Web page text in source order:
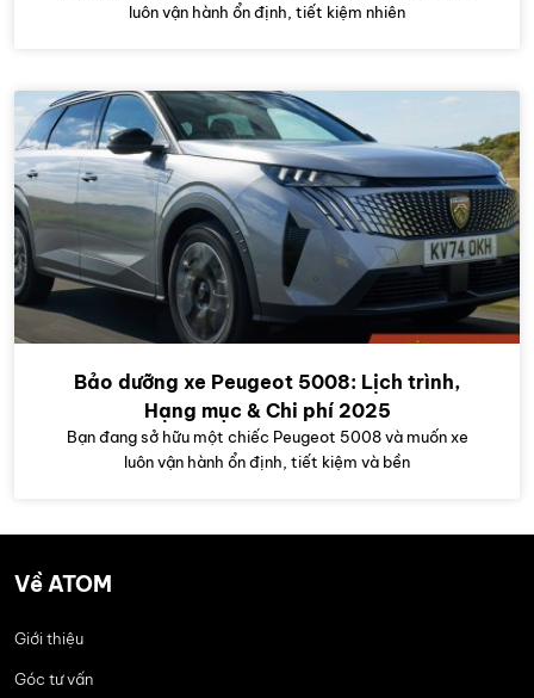
luôn vận hành ổn định, tiết kiệm nhiên
Bảo dưỡng xe Peugeot 5008: Lịch trình,
Hạng mục & Chi phí 2025
Bạn đang sở hữu một chiếc Peugeot 5008 và muốn xe
luôn vận hành ổn định, tiết kiệm và bền
Về ATOM
Giới thiệu
Góc tư vấn